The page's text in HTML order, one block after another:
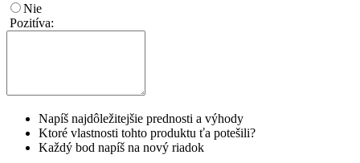
Nie
Pozitíva:
Napíš najdôležitejšie prednosti a výhody
Ktoré vlastnosti tohto produktu ťa potešili?
Každý bod napíš na nový riadok